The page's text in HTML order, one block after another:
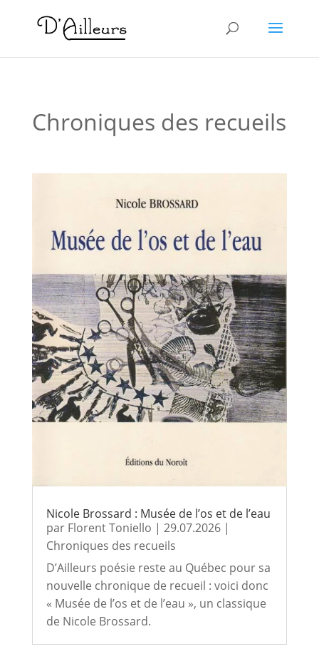
Chroniques des recueils
Nicole Brossard : Musée de l’os et de l’eau
par Florent Toniello | 29.07.2026|
Chroniques des recueils
D’Ailleurs poésie reste au Québec pour sa
nouvelle chronique de recueil : voici donc
« Musée de l’os et de l’eau », un classique
de Nicole Brossard.